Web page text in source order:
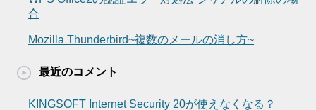
合
Mozilla Thunderbird~複数のメールの消し方~
最近のコメント
KINGSOFT Internet Security 20が使えなくなる？